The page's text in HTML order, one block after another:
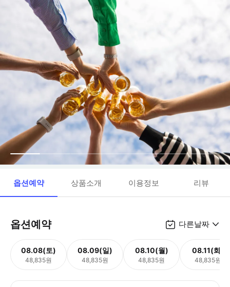
옵션예약 상품소개 이용정보 리뷰
옵션예약 다른날짜
08.08(토)
48,835원
08.09(일)
48,835원
08.10(월)
48,835원
08.11(화)
48,835원